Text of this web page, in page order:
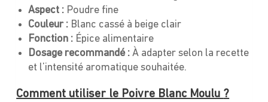
Aspect : Poudre fine
Couleur : Blanc cassé à beige clair
Fonction : Épice alimentaire
Dosage recommandé : À adapter selon la recette
et l’intensité aromatique souhaitée.
Comment utiliser le Poivre Blanc Moulu ?